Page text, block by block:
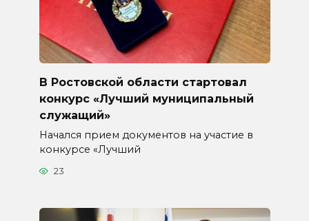
В Ростовской области стартовал
конкурс «Лучший муниципальный
служащий»
Начался прием документов на участие в
конкурсе «Лучший
23